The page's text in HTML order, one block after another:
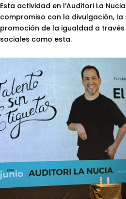
Esta actividad en l’Auditori La
compromiso con la divulgación, la
promoción de la igualdad a
sociales como esta.